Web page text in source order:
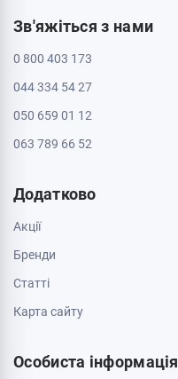
Зв'яжіться з нами
0 800 403 173
044 334 54 27
050 659 01 12
063 789 66 52
Додатково
Акції
Бренди
Cтатті
Карта сайту
Особиста інформація